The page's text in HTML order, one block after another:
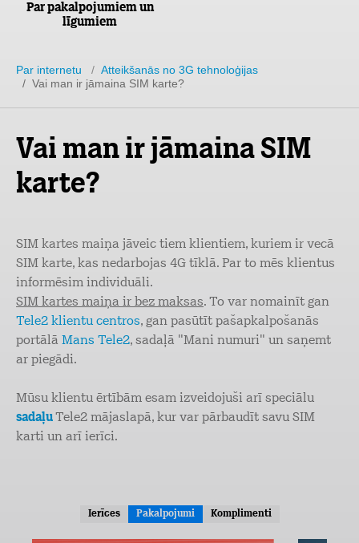
Par pakalpojumiem un
līgumiem
Par internetu / Atteikšanās no 3G tehnoloģijas
/ Vai man ir jāmaina SIM karte?
Vai man ir jāmaina SIM
karte?
SIM kartes maiņa jāveic tiem klientiem, kuriem ir vecā
SIM karte, kas nedarbojas 4G tīklā. Par to mēs klientus
informēsim individuāli.
SIM kartes maiņa ir bez maksas. To var nomainīt gan
Tele2 klientu centros, gan pasūtīt pašapkalpošanās
portālā Mans Tele2, sadaļā "Mani numuri" un saņemt
ar piegādi.
Mūsu klientu ērtībām esam izveidojuši arī speciālu
sadaļuTele2 mājaslapā, kur var pārbaudīt savu SIM
karti un arī ierīci.
Ierīces Pakalpojumi Komplimenti